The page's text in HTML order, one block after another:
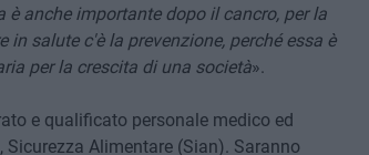
anche importante dopo il cancro, per la
salute c'è la prevenzione, perché essa è
per la crescita di una società».
e qualificato personale medico ed
Alimentare (Sian). Saranno